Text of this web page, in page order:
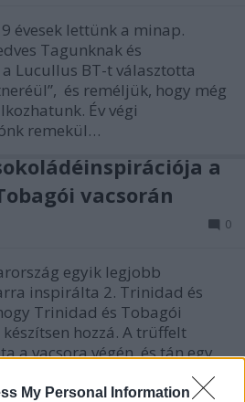
My Personal Information
évesek lettünk a minap.
Tagunknak és
Lucullus BT-t választotta
és reméljük, hogy még
Év végi
remekül…
a
vacsorán
0
egyik legjobb
inspirálta 2. Trinidad és
Trinidad és Tobagói
hozzá. A trüffelt
a vacsora végén, és tán egy